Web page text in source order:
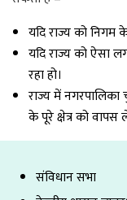
संविधान सभा
यदि राज्य को निगम के
यदि राज्य को ऐसा
रहा हो।
राज्य में
के पूरे क्षेत्र को वापस